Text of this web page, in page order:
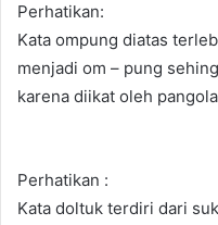
Perhatikan:
Kata ompung diatas
menjadi om – pung
karena diikat oleh
Perhatikan :
Kata doltuk terdiri dari